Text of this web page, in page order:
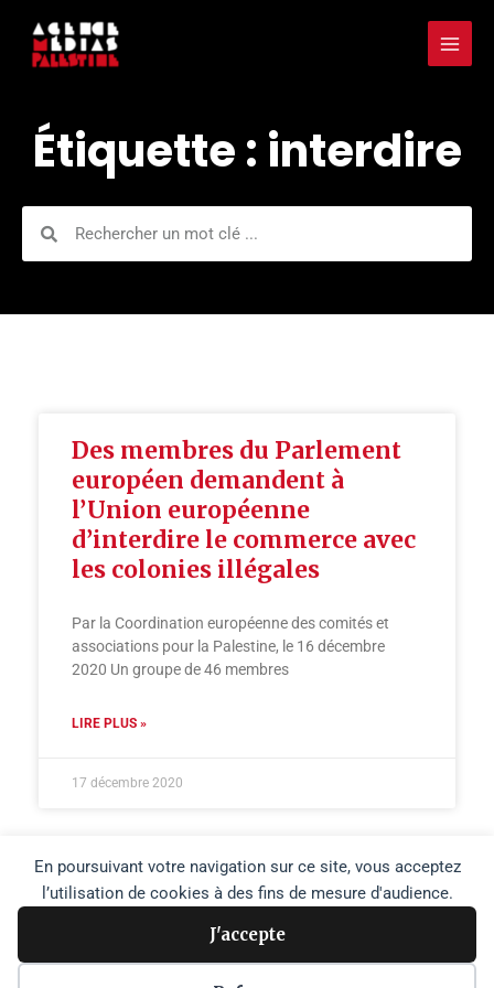
En poursuivant votre navigation sur ce site, vous acceptez
l’utilisation de cookies à des fins de mesure d'audience.
J'accepte
contenu
Étiquette : interdire
Des membres du Parlement
européen demandent à
l’Union européenne
d’interdire le commerce avec
les colonies illégales
Par la Coordination européenne des comités et
associations pour la Palestine, le 16 décembre
2020 Un groupe de 46 membres
LIRE PLUS »
17 décembre 2020
Copyright © 2026 Agence Media Palestine |